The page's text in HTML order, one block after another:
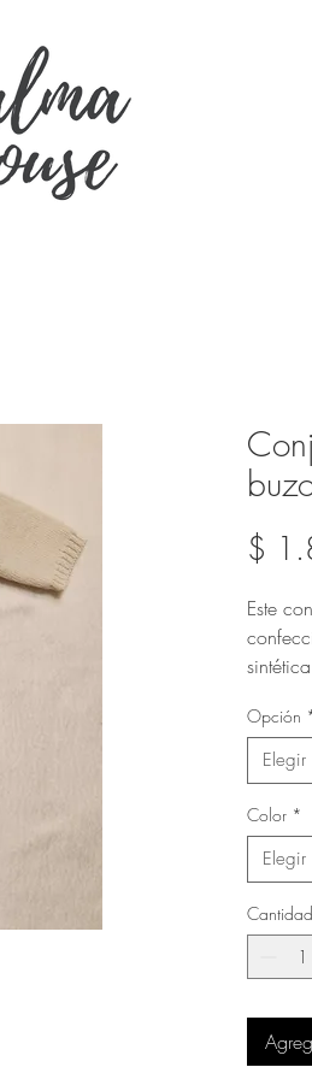
$
Este
buzo
Opción
Elegir
Color *
Elegir
Cantidad